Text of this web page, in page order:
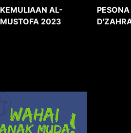
KEMULIAAN AL-
MUSTOFA 2023
PESONA